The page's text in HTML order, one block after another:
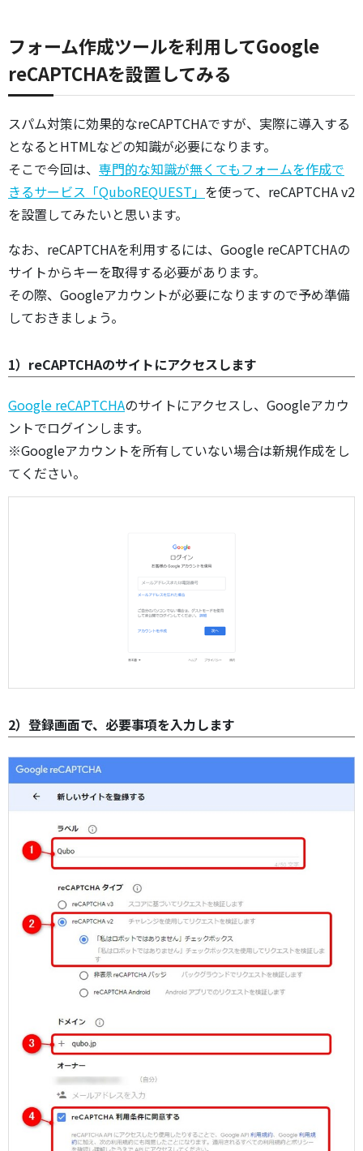
フォーム作成ツールを利用してGoogle
reCAPTCHAを設置してみる
スパム対策に効果的なreCAPTCHAですが、実際に導入する
となるとHTMLなどの知識が必要になります。
そこで今回は、 専門的な知識が無くてもフォームを作成で
きるサービス「QuboREQUEST」 を使って、reCAPTCHA v2
を設置してみたいと思います。
なお、reCAPTCHAを利用するには、Google reCAPTCHAの
サイトからキーを取得する必要があります。
その際、Googleアカウントが必要になりますので予め準備
しておきましょう。
1）reCAPTCHAのサイトにアクセスします
Google reCAPTCHAのサイトにアクセスし、Googleアカウ
ントでログインします。
※Googleアカウントを所有していない場合は新規作成をし
てください。
2）登録画面で、必要事項を入力します